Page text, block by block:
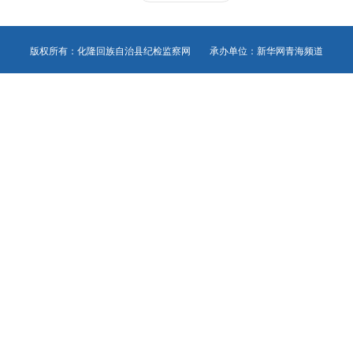
版权所有：化隆回族自治县纪检监察网 承办单位：新华网青海频道